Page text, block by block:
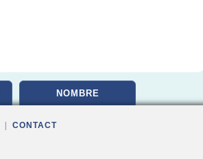
NOMBRE
CONTACT